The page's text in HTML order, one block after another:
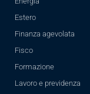
Estero
Finanza agevolata
Fisco
Formazione
Lavoro e previdenza